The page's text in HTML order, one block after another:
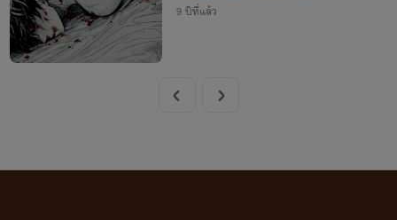
9 ปีที่แล้ว